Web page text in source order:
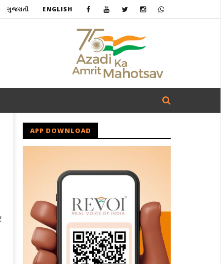
ગુજરાતી ENGLISH
APP DOWNLOAD